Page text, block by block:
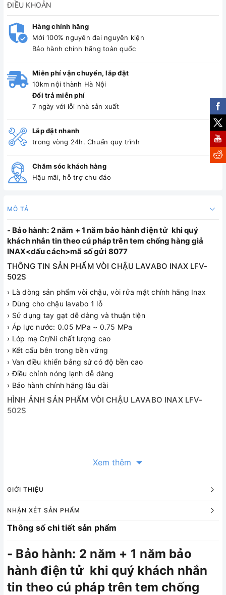
ĐIỀU KHOẢN
Hàng chính hãng
Mới 100% nguyên đai nguyên kiện
Bảo hành chính hãng toàn quốc
Miễn phí vận chuyển, lắp đặt
10km nội thành Hà Nội
Đổi trả miễn phí
7 ngày với lỗi nhà sản xuất
Lắp đặt nhanh
trong vòng 24h. Chuẩn quy trình
Chăm sóc khách hàng
Hậu mãi, hỗ trợ chu đáo
MÔ TẢ
- Bảo hành: 2 năm + 1 năm bảo hành điện tử khi quý
khách nhắn tin theo cú pháp trên tem chống hàng giả
INAX<dấu cách>mã số gửi 8077
THÔNG TIN SẢN PHẨM VÒI CHẬU LAVABO INAX LFV-
502S
› Là dòng sản phẩm vòi chậu, vòi rửa mặt chính hãng Inax
› Dùng cho chậu lavabo 1 lỗ
› Sử dụng tay gạt dễ dàng và thuận tiện
› Áp lực nước: 0.05 MPa ~ 0.75 MPa
› Lớp mạ Cr/Ni chất lượng cao
› Kết cấu bên trong bền vững
› Van điều khiển bằng sứ có độ bền cao
› Điều chỉnh nóng lạnh dễ dàng
› Bảo hành chính hãng lâu dài
HÌNH ẢNH SẢN PHẨM VÒI CHẬU LAVABO INAX LFV-
502S
Xem thêm
GIỚI THIỆU
NHẬN XÉT SẢN PHẨM
Thông số chi tiết sản phẩm
- Bảo hành: 2 năm + 1 năm bảo
hành điện tử khi quý khách nhắn
tin theo cú pháp trên tem chống